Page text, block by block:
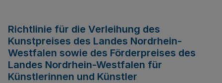
Richtlinie für die Verleihung des
Kunstpreises des Landes Nordrhein-
Westfalen sowie des Förderpreises des
Landes Nordrhein-Westfalen für
Künstlerinnen und Künstler